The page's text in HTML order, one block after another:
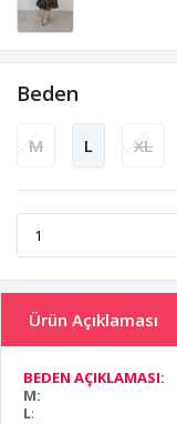
Beden
M L XL
Ürün Açıklaması
BEDEN AÇIKLAMASI:
M:
L: